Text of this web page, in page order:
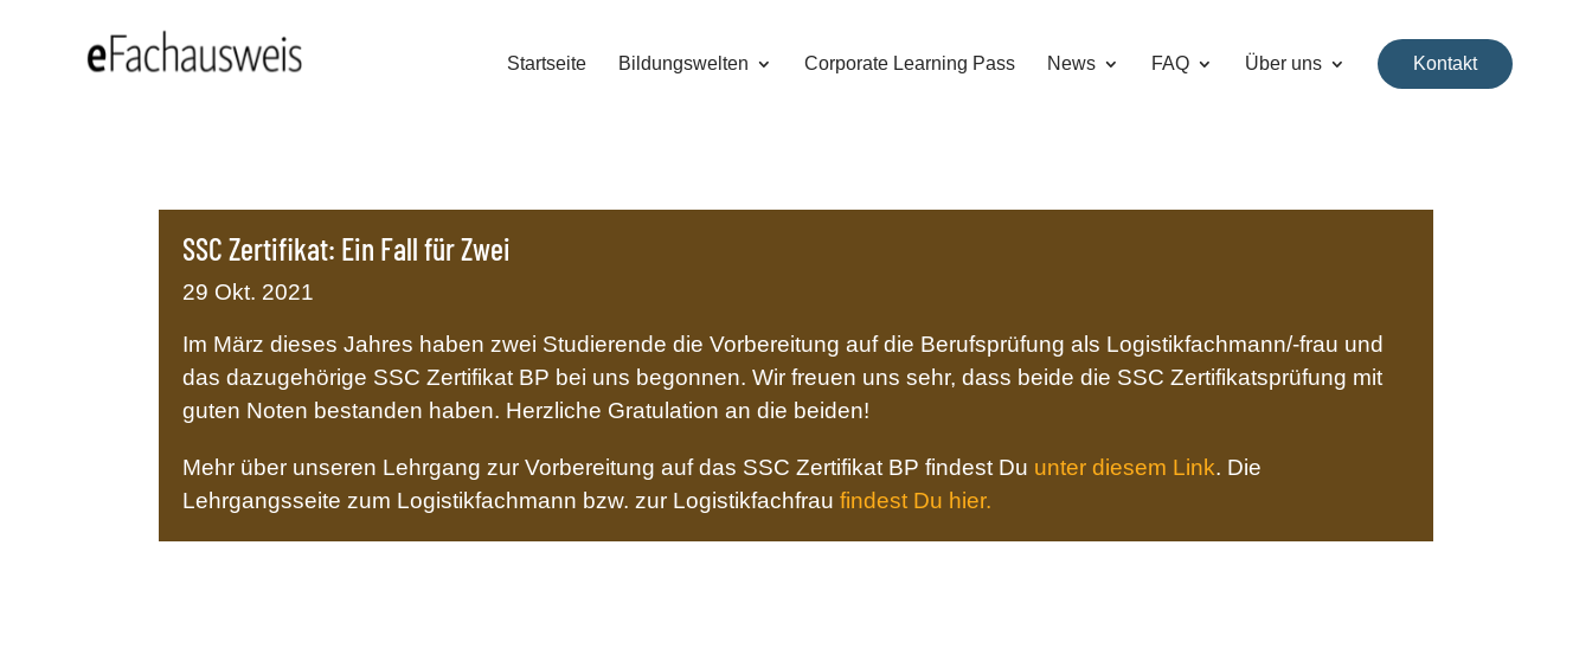
Startseite Bildungswelten Corporate Learning Pass News FAQ Über uns Kontakt
SSC Zertifikat: Ein Fall für Zwei
29 Okt. 2021
Im März dieses Jahres haben zwei Studierende die Vorbereitung auf die Berufsprüfung als Logistikfachmann/-frau und
das dazugehörige SSC Zertifikat BP bei uns begonnen. Wir freuen uns sehr, dass beide die SSC Zertifikatsprüfung mit
guten Noten bestanden haben. Herzliche Gratulation an die beiden!
Mehr über unseren Lehrgang zur Vorbereitung auf das SSC Zertifikat BP findest Du unter diesem Link. Die
Lehrgangsseite zum Logistikfachmann bzw. zur Logistikfachfrau findest Du hier.